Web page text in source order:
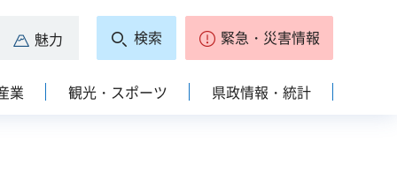
魅力 検索 緊急・災害情報
業 観光・スポーツ 県政情報・統計